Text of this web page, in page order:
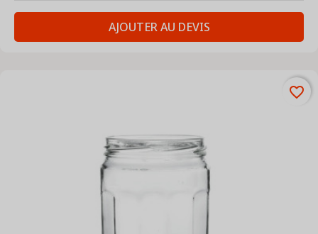
AJOUTER AU DEVIS
favorite_border